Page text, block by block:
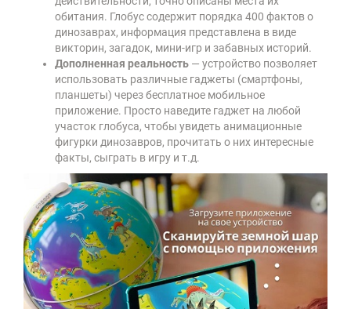
обитания. Глобус содержит порядка 400 фактов о
динозаврах, информация представлена в виде
викторин, загадок, мини-игр и забавных историй.
Дополненная реальность — устройство позволяет
использовать различные гаджеты (смартфоны,
планшеты) через бесплатное мобильное
приложение. Просто наведите гаджет на любой
участок глобуса, чтобы увидеть анимационные
фигурки динозавров, прочитать о них интересные
факты, сыграть в игру и т.д.